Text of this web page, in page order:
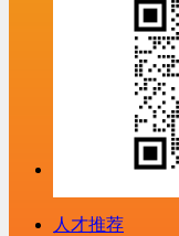
人才推荐